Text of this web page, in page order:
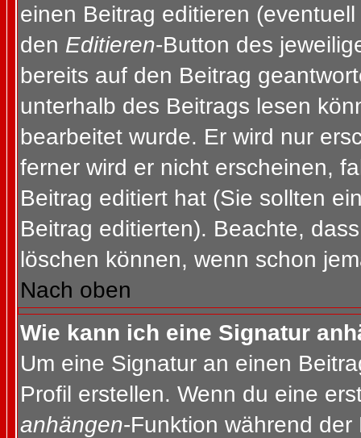
einen Beitrag editieren
den Editieren-Button des
bereits auf den Beitrag
unterhalb des Beitrags lesen
bearbeitet wurde. Er wird nur
ferner wird er nicht erscheinen,
Beitrag editiert hat (Sie sollten
Beitrag editierten). Beachte,
löschen können, wenn schon
Nach oben
Wie kann ich eine Signatur
Um eine Signatur an einen
Profil erstellen. Wenn du eine
anhängen-Funktion während